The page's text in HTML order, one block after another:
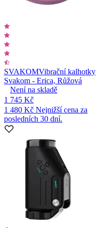
SVAKOMVibrační kalhotky
Svakom - Erica, Růžová
Není na skladě
1 745 Kč
1 480 Kč Nejnižší cena za
posledních 30 dní.